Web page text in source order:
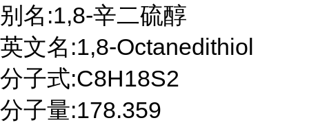
别名:1,8-辛二硫醇
英文名:1,8-Octanedithiol
分子式:C8H18S2
分子量:178.359